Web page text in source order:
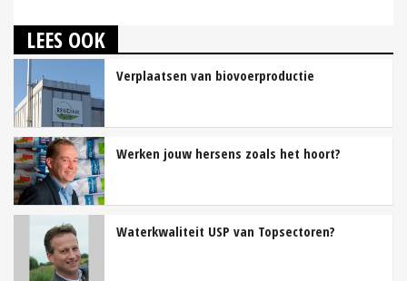
LEES OOK
Verplaatsen van biovoerproductie
Werken jouw hersens zoals het hoort?
Waterkwaliteit USP van Topsectoren?